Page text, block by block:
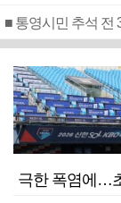
■ 통영시민 추석 전
극한 폭염에…